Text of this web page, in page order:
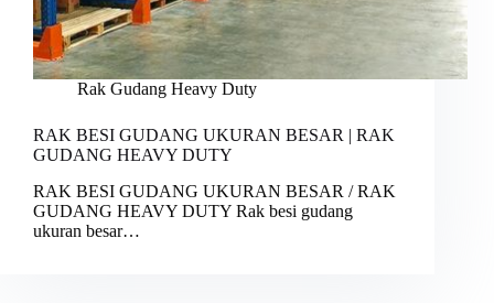
Rak Gudang Heavy Duty
RAK BESI GUDANG UKURAN BESAR | RAK
GUDANG HEAVY DUTY
RAK BESI GUDANG UKURAN BESAR / RAK
GUDANG HEAVY DUTY Rak besi gudang
ukuran besar…